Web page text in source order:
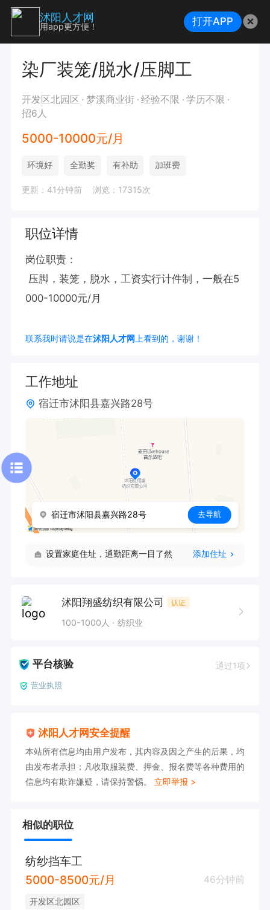
染厂装笼/脱水/压脚工
开发区北园区 梦溪商业街 经验不限
学历不限
招6人
5000-10000元/月
环境好 全勤奖 有补助 加班费
更新：41分钟前 浏览：17315次
职位详情
岗位职责：
000-10000元/月
联系我时请说是在沭阳人才网 上看到的，谢谢！
工作地址
宿迁市沭阳县嘉兴路28号
宿迁市沭阳县嘉兴路28号 去导航
设置家庭住址，通勤距离一目了然 添加住址
沭阳翔盛纺织有限公司 认证
100-1000人 纺织业
平台核验 通过1项
营业执照
沭阳人才网安全提醒
本站所有信息均由用户发布，其内容及因之产生的后果，均
由发布者承担；凡收取服装费、押金、报名费等各种费用的
信息均有欺诈嫌疑，请保持警惕。 立即举报 >
相似的职位
纺纱挡车工
5000-8500元/月
46分钟前
开发区北园区
沭阳人才网
用app更方便！ 打开APP